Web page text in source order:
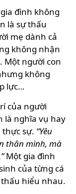
đình không
là sự thấu
mẹ dành cả
không nhận
Một người con
không
lực…
của người
là nghĩa vụ hay
sự. “Yêu
thân mình, mà
Một gia đình
của từng cá
hiểu nhau.